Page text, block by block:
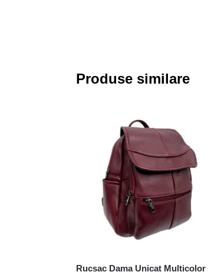
Produse similare
Rucsac Dama Unicat Multicolor